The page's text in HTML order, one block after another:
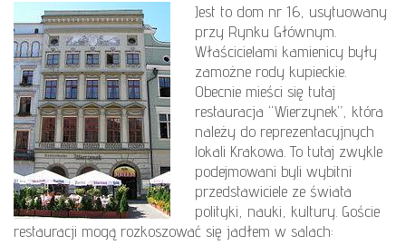
Jest to dom nr 16, usytuowany
przy Rynku Głównym.
Właścicielami kamienicy były
zamożne rody kupieckie.
Obecnie mieści się tutaj
restauracja “Wierzynek”, która
należy do reprezentacyjnych
lokali Krakowa. To tutaj zwykle
podejmowani byli wybitni
przedstawiciele ze świata
polityki, nauki, kultury. Goście
restauracji mogą rozkoszować się jadłem w salach: